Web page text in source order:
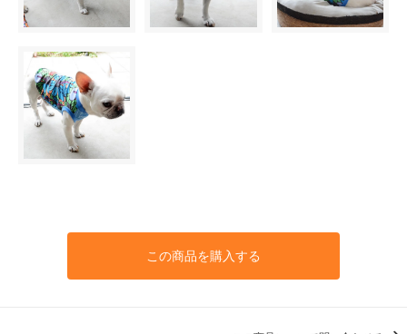
この商品を購入する